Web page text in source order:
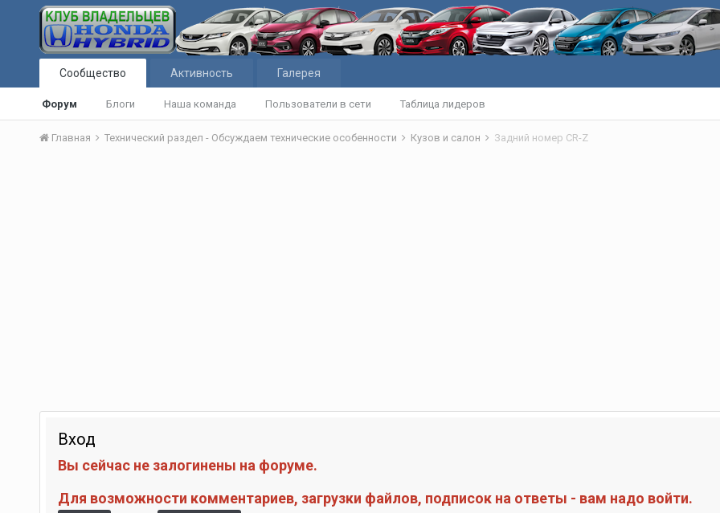
Сообщество
Форум Блоги Наша команда Пользователи в сети Таблица лидеров
Активность Галерея
Главная Технический раздел - Обсуждаем технические особенности Кузов и салон Задний номер CR-Z
Вход
Вы сейчас не залогинены на форуме.
Для возможности комментариев, загрузки файлов, подписок на ответы - вам надо войти.